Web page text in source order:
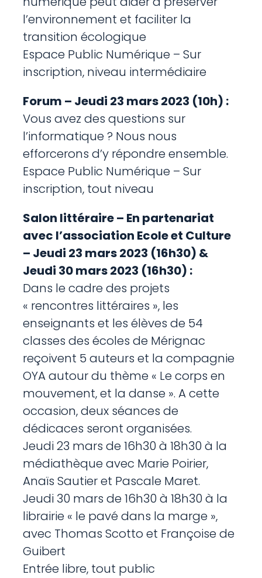
l’environnement et faciliter la
transition écologique
Espace Public Numérique – Sur
inscription, niveau intermédiaire
Forum – Jeudi 23 mars 2023 (10h) :
Vous avez des questions sur
l’informatique ? Nous nous
efforcerons d’y répondre ensemble.
Espace Public Numérique – Sur
inscription, tout niveau
Salon littéraire – En partenariat
avec l’association Ecole et Culture
– Jeudi 23 mars 2023 (16h30) &
Jeudi 30 mars 2023 (16h30) :
Dans le cadre des projets
« rencontres littéraires », les
enseignants et les élèves de 54
classes des écoles de Mérignac
reçoivent 5 auteurs et la compagnie
OYA autour du thème « Le corps en
mouvement, et la danse ». A cette
occasion, deux séances de
dédicaces seront organisées.
Jeudi 23 mars de 16h30 à 18h30 à la
médiathèque avec Marie Poirier,
Anaïs Sautier et Pascale Maret.
Jeudi 30 mars de 16h30 à 18h30 à la
librairie « le pavé dans la marge »,
avec Thomas Scotto et Françoise de
Guibert
Entrée libre, tout public